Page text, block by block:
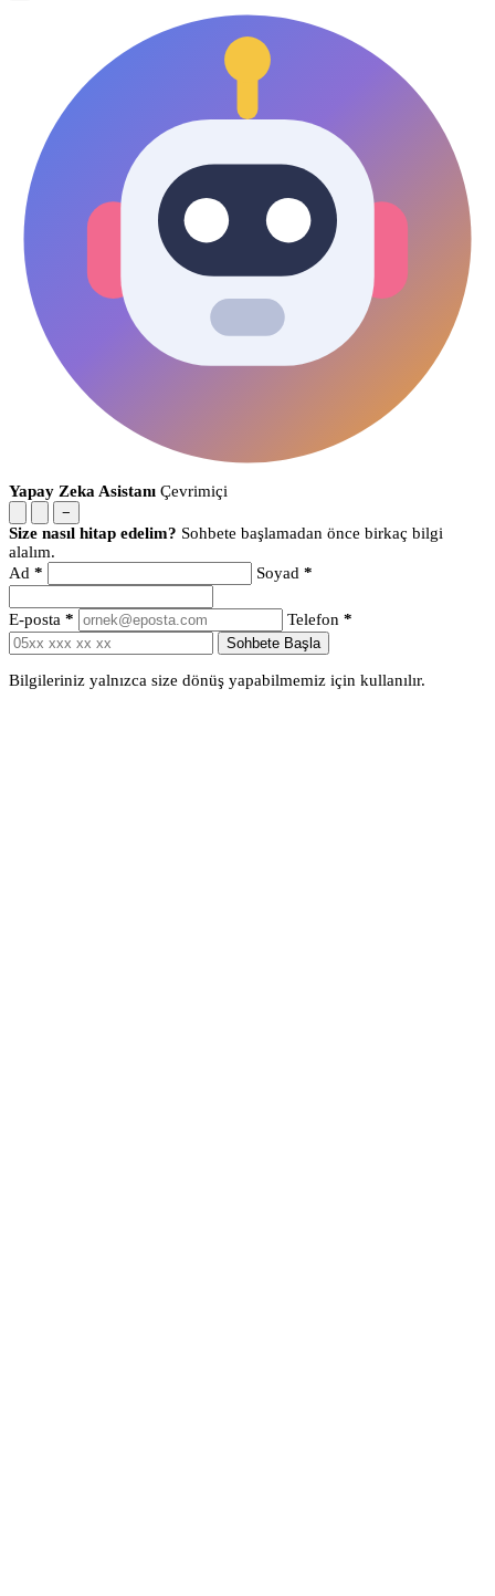
Yapay Zeka Asistanı Çevrimiçi
−
Size nasıl hitap edelim? Sohbete başlamadan önce birkaç bilgi
alalım.
Ad * Soyad *
E-posta * Telefon *
Sohbete Başla
Bilgileriniz yalnızca size dönüş yapabilmemiz için kullanılır.